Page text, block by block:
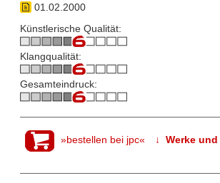
01.02.2000
Künstlerische Qualität:
Klangqualität:
Gesamteindruck:
»bestellen bei jpc« ↓ Werke